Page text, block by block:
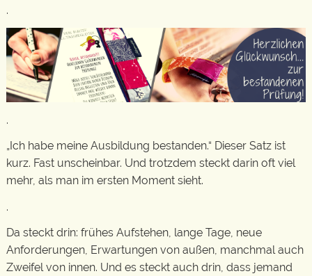
.
.
„Ich habe meine Ausbildung bestanden.“ Dieser Satz ist
kurz. Fast unscheinbar. Und trotzdem steckt darin oft viel
mehr, als man im ersten Moment sieht.
.
Da steckt drin: frühes Aufstehen, lange Tage, neue
Anforderungen, Erwartungen von außen, manchmal auch
Zweifel von innen. Und es steckt auch drin, dass jemand